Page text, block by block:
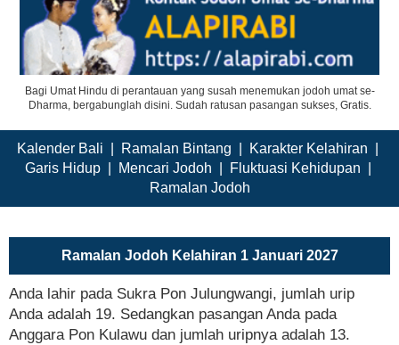
Bagi Umat Hindu di perantauan yang susah menemukan jodoh umat se-
Dharma, bergabunglah disini. Sudah ratusan pasangan sukses, Gratis.
Kalender Bali Ramalan Bintang Karakter Kelahiran
Garis Hidup| Mencari Jodoh Fluktuasi Kehidupan
Ramalan Jodoh
Ramalan Jodoh Kelahiran 1 Januari 2027
Anda lahir pada Sukra Pon Julungwangi, jumlah urip
Anda adalah 19. Sedangkan pasangan Anda pada
Anggara Pon Kulawu dan jumlah uripnya adalah 13.